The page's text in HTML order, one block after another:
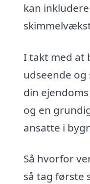
kan
I takt med at
udseende
din
og en
ansatte i
Så hvorfor
så tag første